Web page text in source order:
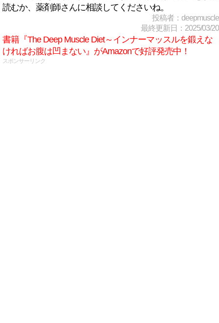
読むか、薬剤師さんに相談してくださいね。
投稿者：deepmuscle
最終更新日：2025/03/20
書籍『The Deep Muscle Diet～インナーマッスルを鍛えな
ければお腹は凹まない』がAmazonで好評発売中！
スポンサーリンク